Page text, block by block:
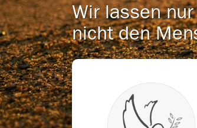
Wir lassen
nicht den